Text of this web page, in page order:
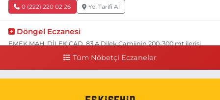
0 (222) 220 02 26 Yol Tarifi Al
Döngel Eczanesi
EMEK MAH. DİLEK CAD. 83 A Dilek Camiinin 200-300 mt ilerisi
Tüm Nöbetçi Eczaneler